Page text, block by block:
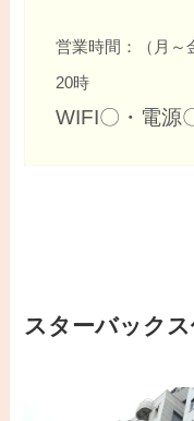
営業時間：（月～
20時
WIFI〇・電源
スターバック